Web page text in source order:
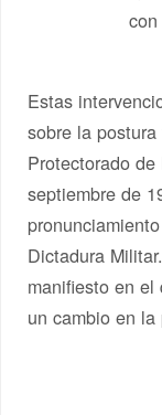
Estas
sobre la
Protectorado
septiembre de
Dictadura
manifiesto en
un cambio en